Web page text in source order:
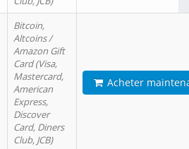
Bitcoin,
Altcoins /
Amazon Gift
Card (Visa,
Mastercard,
American
Express,
Discover
Card, Diners
Club, JCB)
Acheter